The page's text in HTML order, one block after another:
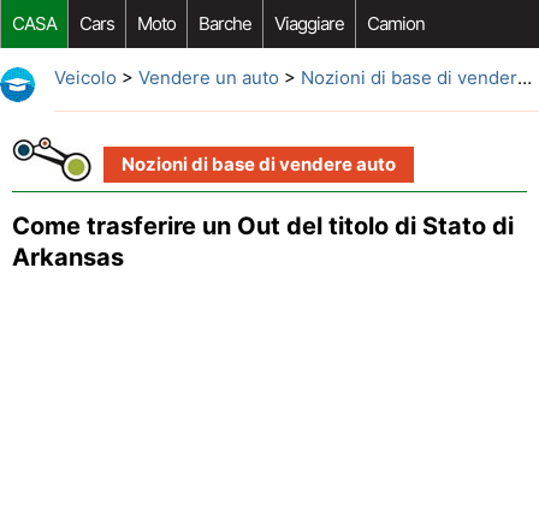
CASA Cars Moto Barche Viaggiare Camion
Riparazione Auto Acquisto Auto Car Opzioni Aftermarket
Veicolo > Vendere un auto > Nozioni di base di vendere auto
Nozioni di base di vendere auto
Come trasferire un Out del titolo di Stato di
Arkansas